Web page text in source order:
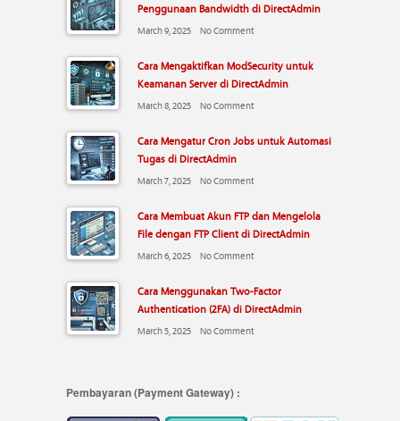
Penggunaan Bandwidth di DirectAdmin
March 9, 2025 No Comment
Cara Mengaktifkan ModSecurity untuk
Keamanan Server di DirectAdmin
March 8, 2025 No Comment
Cara Mengatur Cron Jobs untuk Automasi
Tugas di DirectAdmin
March 7, 2025 No Comment
Cara Membuat Akun FTP dan Mengelola
File dengan FTP Client di DirectAdmin
March 6, 2025 No Comment
Cara Menggunakan Two-Factor
Authentication (2FA) di DirectAdmin
March 5, 2025 No Comment
Pembayaran (Payment Gateway) :